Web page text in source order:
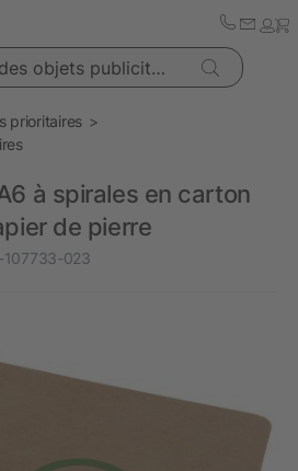
publicitaires
prioritaires
à spirales en carton
de pierre
023